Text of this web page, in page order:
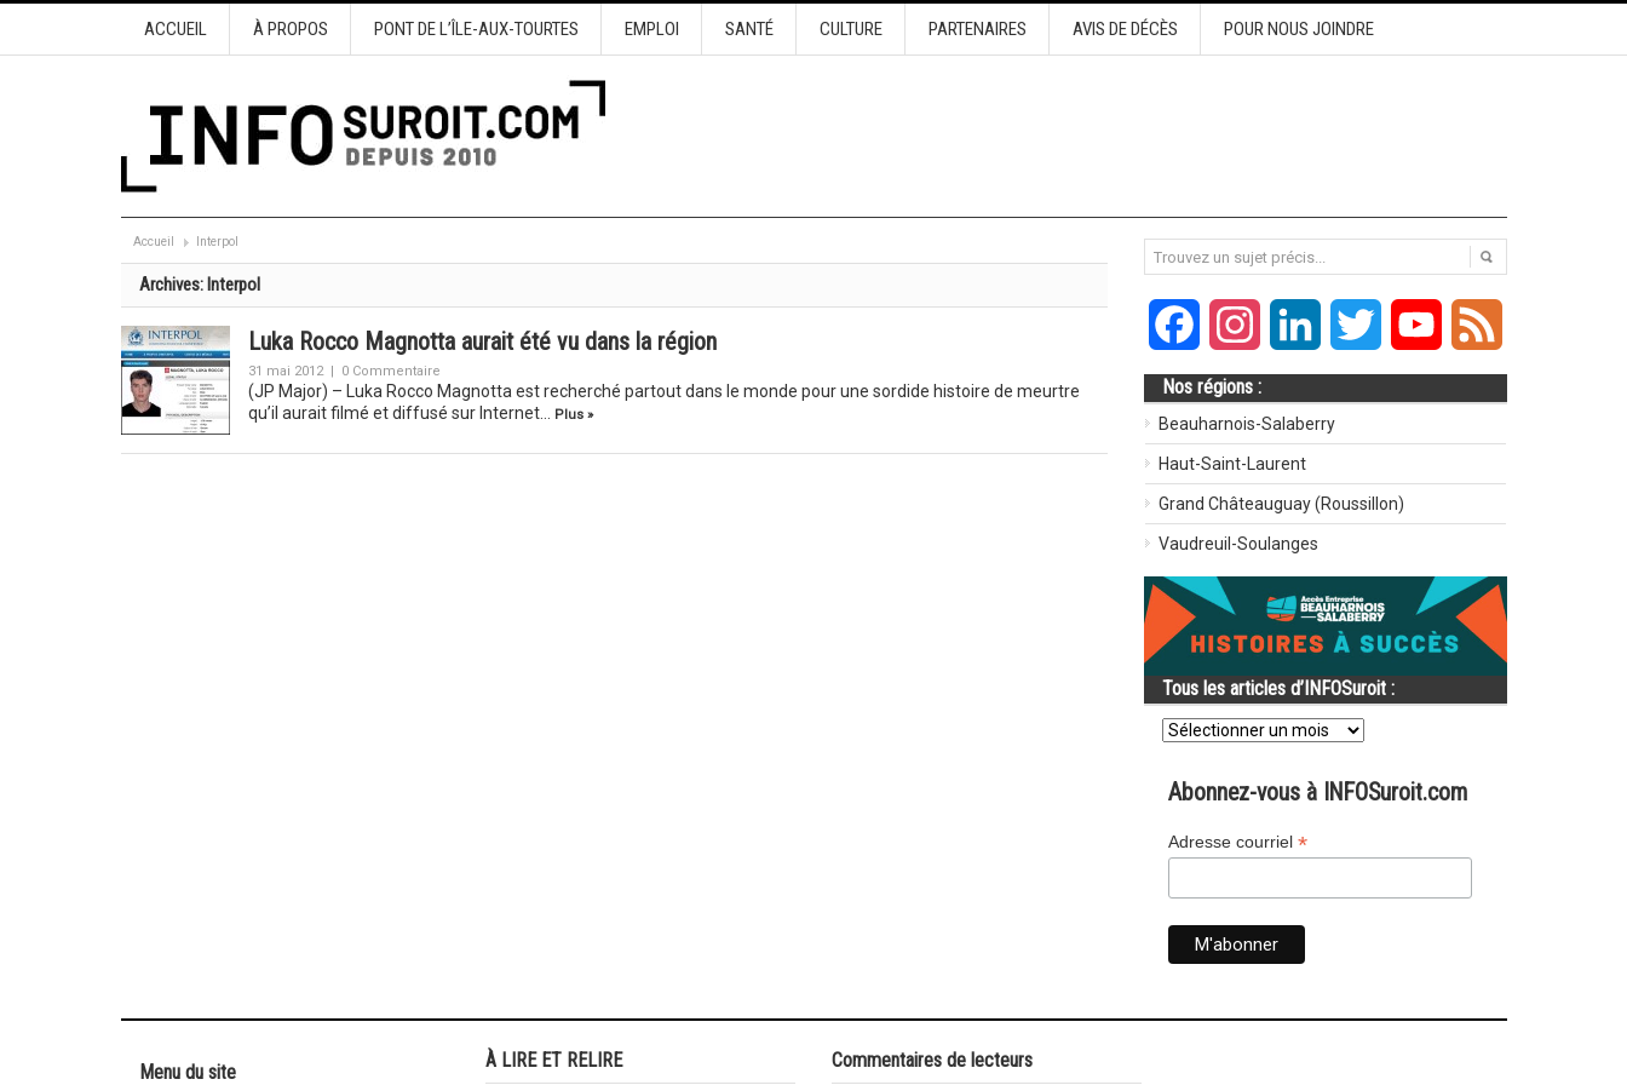
ACCUEIL À PROPOS PONT DE L’ÎLE-AUX-TOURTES EMPLOI SANTÉ CULTURE PARTENAIRES AVIS DE DÉCÈS POUR NOUS JOINDRE
Accueil Interpol
Archives: Interpol
Luka Rocco Magnotta aurait été vu dans la région
31 mai 2012 | 0 Commentaire
(JP Major) – Luka Rocco Magnotta est recherché partout dans le monde pour une sordide histoire de meurtre
qu’il aurait filmé et diffusé sur Internet…
Plus »
FacebookInstagramLinkedIn Twitter YouTube
Nos régions :
Beauharnois-Salaberry
Haut-Saint-Laurent
Grand Châteauguay (Roussillon)
Vaudreuil-Soulanges
Tous les articles d’INFOSuroit :
Tous
les
d’INFOSuroit
Abonnez-vous à INFOSuroit.com
Adresse courriel *
Menu du site
À LIRE ET RELIRE Commentaires de lecteurs